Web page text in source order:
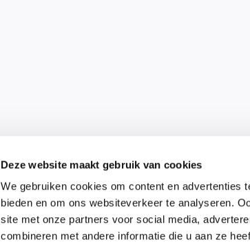
Deze website maakt gebruik van cookies
We gebruiken cookies om content en advertenties
bieden en om ons websiteverkeer te analyseren.
site met onze partners voor social media,
combineren met andere informatie die u aan ze